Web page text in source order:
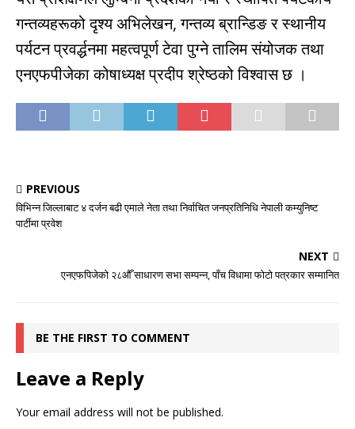
गन्तव्यहरूको दृश्य अभिलेखन, गन्तव्य ब्रान्डिङ र स्थानीय
पर्यटन प्रवर्द्धनमा महत्वपूर्ण टेवा पुग्ने तालिम संयोजक तथा
एनएफपीजेका कोषाध्यक्ष प्रदीप श्रेष्ठको विश्वास छ ।
PREVIOUS
विभिन्न जिल्लाबाट ४ दर्जन बढी एमाले नेता तथा निर्वाचित जनप्रतिनिधि नेपाली कम्युनिष्ट
पार्टीमा प्रवेश
NEXT
एनएफपिजेको २८औँ साधारण सभा सम्पन्न, पाँच विधामा फोटो पत्रकार सम्मानित
BE THE FIRST TO COMMENT
Leave a Reply
Your email address will not be published.